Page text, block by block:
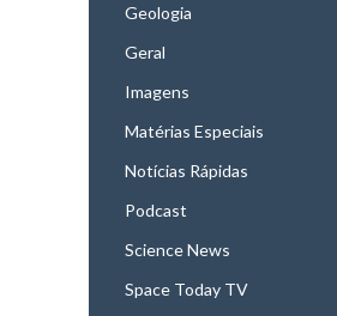
Geologia
Geral
Imagens
Matérias Especiais
Notícias Rápidas
Podcast
Science News
Space Today TV